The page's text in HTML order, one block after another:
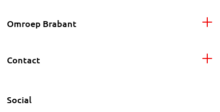
Omroep Brabant
Contact
Social